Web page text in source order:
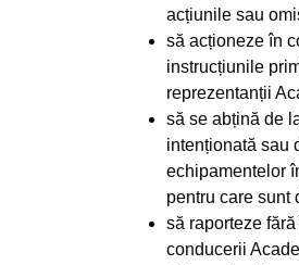
acțiunile sau
să acționeze în
instrucțiunile
reprezentanții
să se abțină de
intenționată sau
echipamentelor
pentru care sunt
să raporteze
conducerii